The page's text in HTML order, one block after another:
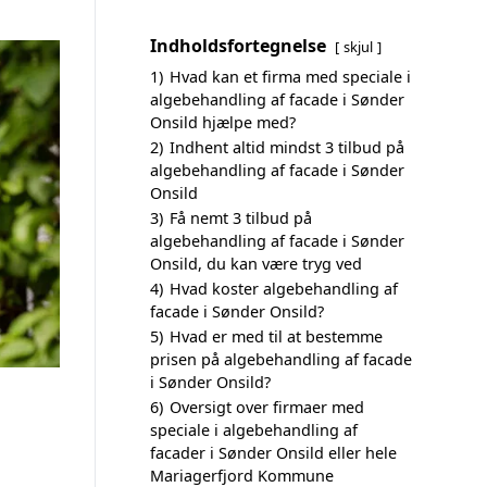
Indholdsfortegnelse skjul
1) Hvad kan et firma med speciale i
algebehandling af facade i Sønder
Onsild hjælpe med?
2) Indhent altid mindst 3 tilbud på
algebehandling af facade i Sønder
Onsild
3) Få nemt 3 tilbud på
algebehandling af facade i Sønder
Onsild, du kan være tryg ved
4) Hvad koster algebehandling af
facade i Sønder Onsild?
5) Hvad er med til at bestemme
prisen på algebehandling af facade
i Sønder Onsild?
6) Oversigt over firmaer med
speciale i algebehandling af
facader i Sønder Onsild eller hele
Mariagerfjord Kommune